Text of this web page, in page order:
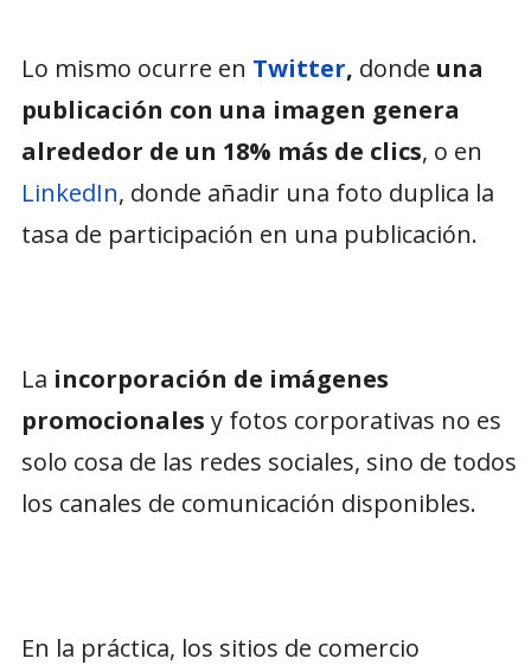
Lo mismo ocurre en Twitter, donde una
publicación con una imagen genera
alrededor de un 18% más de clics, o en
LinkedIn, donde añadir una foto duplica la
tasa de participación en una publicación.
La incorporación de imágenes
promocionales y fotos corporativas no es
solo cosa de las redes sociales, sino de todos
los canales de comunicación disponibles.
En la práctica, los sitios de comercio